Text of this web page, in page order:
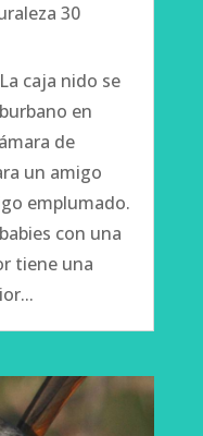
30
caja nido se
en
de
un amigo
emplumado.
con una
tiene una